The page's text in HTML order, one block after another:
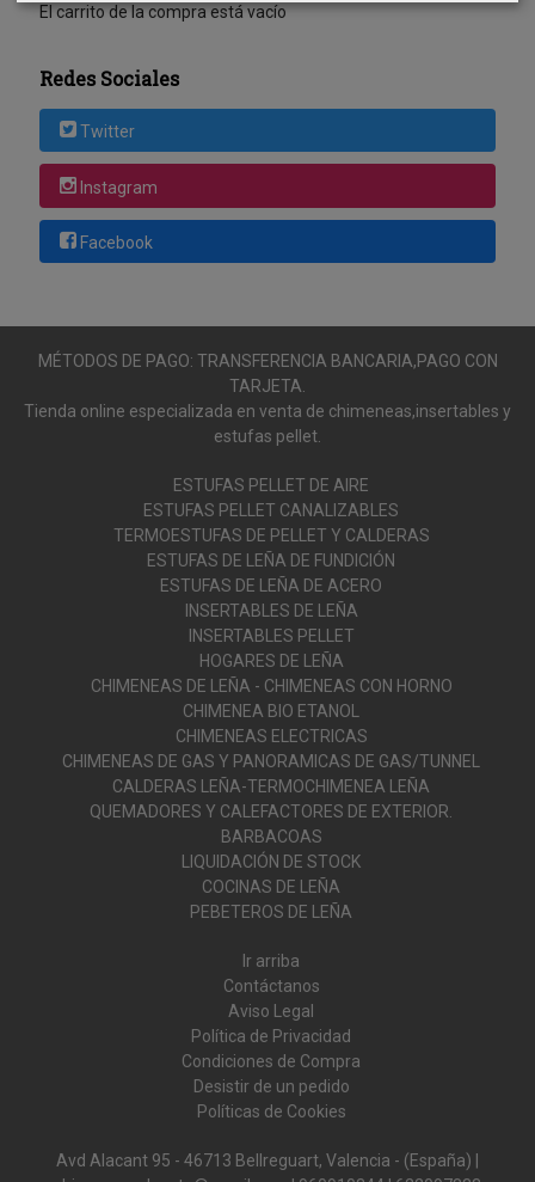
El carrito de la compra está vacío
Redes Sociales
Twitter
Instagram
Facebook
MÉTODOS DE PAGO: TRANSFERENCIA BANCARIA,PAGO CON
TARJETA.
Tienda online especializada en venta de chimeneas,insertables y
estufas pellet.
ESTUFAS PELLET DE AIRE
ESTUFAS PELLET CANALIZABLES
TERMOESTUFAS DE PELLET Y CALDERAS
ESTUFAS DE LEÑA DE FUNDICIÓN
ESTUFAS DE LEÑA DE ACERO
INSERTABLES DE LEÑA
INSERTABLES PELLET
HOGARES DE LEÑA
CHIMENEAS DE LEÑA - CHIMENEAS CON HORNO
CHIMENEA BIO ETANOL
CHIMENEAS ELECTRICAS
CHIMENEAS DE GAS Y PANORAMICAS DE GAS/TUNNEL
CALDERAS LEÑA-TERMOCHIMENEA LEÑA
QUEMADORES Y CALEFACTORES DE EXTERIOR.
BARBACOAS
LIQUIDACIÓN DE STOCK
COCINAS DE LEÑA
PEBETEROS DE LEÑA
Ir arriba
Contáctanos
Aviso Legal
Política de Privacidad
Condiciones de Compra
Desistir de un pedido
Políticas de Cookies
Avd Alacant 95 - 46713 Bellreguart, Valencia - (España) |